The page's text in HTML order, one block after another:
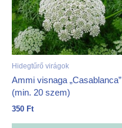
Hidegtűrő virágok
Ammi visnaga „Casablanca”
(min. 20 szem)
350 Ft